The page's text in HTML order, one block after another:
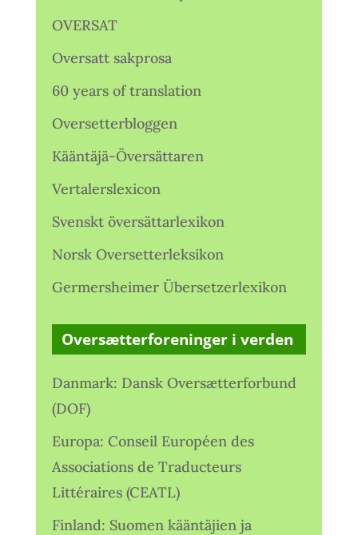
OVERSAT
Oversatt sakprosa
60 years of translation
Oversetterbloggen
Kääntäjä-Översättaren
Vertalerslexicon
Svenskt översättarlexikon
Norsk Oversetterleksikon
Germersheimer Übersetzerlexikon
Oversætterforeninger i verden
Danmark: Dansk Oversætterforbund
(DOF)
Europa: Conseil Européen des
Associations de Traducteurs
Littéraires (CEATL)
Finland: Suomen kääntäjien ja